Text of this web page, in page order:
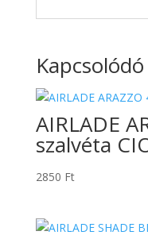
AIRLADE
szalvéta
2850 Ft